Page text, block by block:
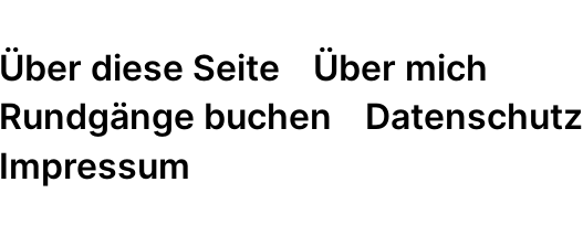
Über diese Seite
Über mich
Rundgänge buchen
Datenschutz
Impressum